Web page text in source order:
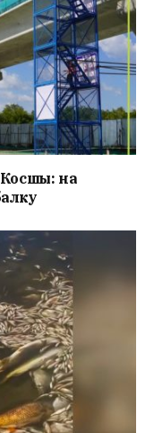
Косшы: на